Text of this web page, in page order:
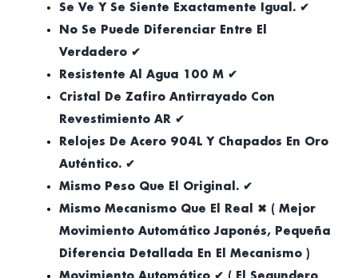
Se Ve Y Se Siente Exactamente Igual. ✔
No Se Puede Diferenciar Entre El
Verdadero ✔
Resistente Al Agua 100 M ✔
Cristal De Zafiro Antirrayado Con
Revestimiento AR ✔
Relojes De Acero 904L Y Chapados En Oro
Auténtico. ✔
Mismo Peso Que El Original. ✔
Mismo Mecanismo Que El Real ✖ ( Mejor
Movimiento Automático Japonés, Pequeña
Diferencia Detallada En El Mecanismo )